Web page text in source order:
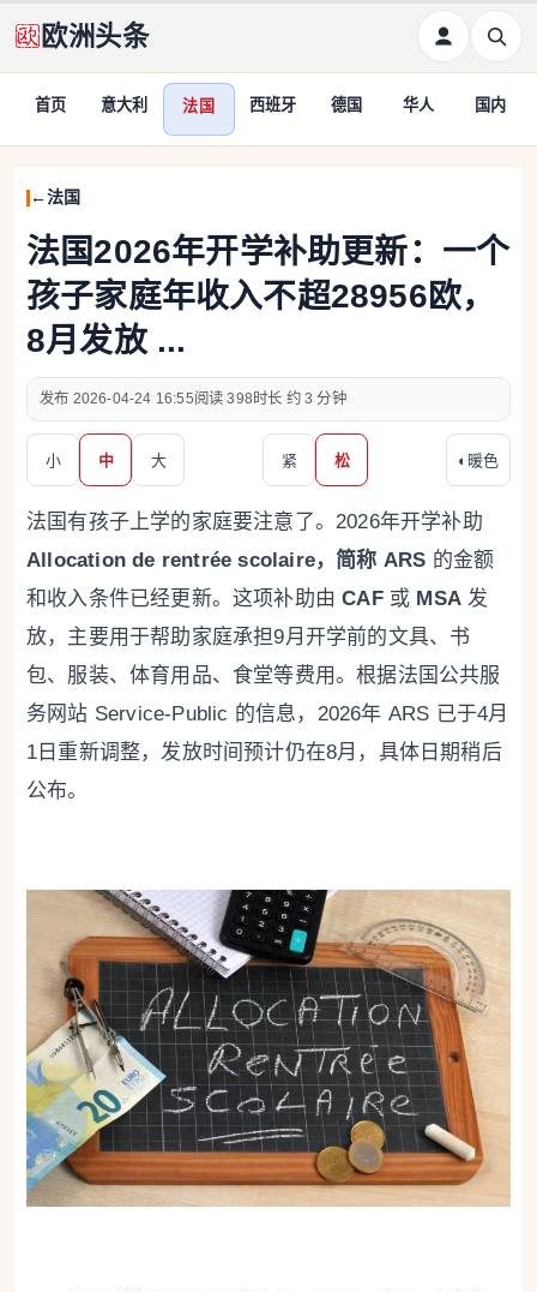
欧洲头条
首页 意大利 法国 西班牙 德国 华人 国内
法国
法国2026年开学补助更新：一个
孩子家庭年收入不超28956欧，
8月发放 ...
2026-04-24 16:55 398 约 3 分钟
小 中 大 紧 松 ◐ 暖色
法国有孩子上学的家庭要注意了。2026年开学补助
Allocation de rentrée scolaire，简称 ARS 的金额
和收入条件已经更新。这项补助由CAF或 MSA 发
放，主要用于帮助家庭承担9月开学前的文具、书
包、服装、体育用品、食堂等费用。根据法国公共服
务网站 Service-Public 的信息，2026年 ARS 已于4月
1日重新调整，发放时间预计仍在8月，具体日期稍后
公布。